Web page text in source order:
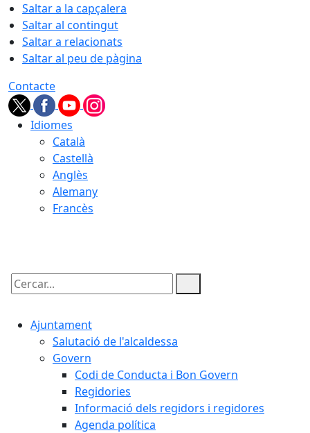
Saltar a la capçalera
Saltar al contingut
Saltar a relacionats
Saltar al peu de pàgina
Contacte
Idiomes
Català
Castellà
Anglès
Alemany
Francès
Cercar:
Ajuntament
Salutació de l'alcaldessa
Govern
Codi de Conducta i Bon Govern
Regidories
Informació dels regidors i regidores
Agenda política